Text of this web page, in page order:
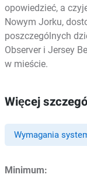
opowiedzieć, a
Nowym Jorku,
poszczególnych
Observer i Jersey
w mieście.
Więcej
Wymagania
Minimum: